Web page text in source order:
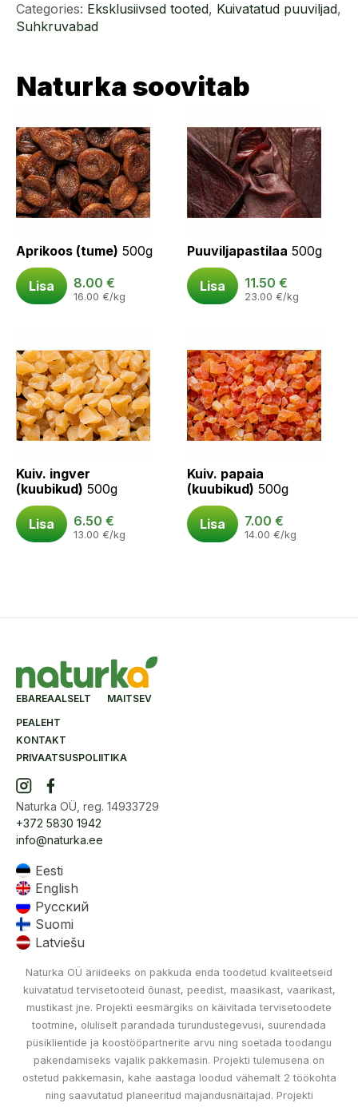
Categories: Eksklusiivsed tooted, Kuivatatud puuviljad,
Suhkruvabad
Naturka soovitab
Aprikoos (tume) 500g
Lisa 8.00 €
16.00 €/kg
Puuviljapastilaa 500g
Lisa 11.50 €
23.00 €/kg
Kuiv. ingver
(kuubikud) 500g
Lisa 6.50 €
13.00 €/kg
Kuiv. papaia
(kuubikud) 500g
Lisa 7.00 €
14.00 €/kg
EBAREAALSELT MAITSEV
PEALEHT
KONTAKT
PRIVAATSUSPOLIITIKA
Naturka OÜ, reg. 14933729
+372 5830 1942
info@naturka.ee
Eesti
English
Русский
Suomi
Latviešu
Naturka OÜ äriideeks on pakkuda enda toodetud kvaliteetseid
kuivatatud tervisetooteid õunast, peedist, maasikast, vaarikast,
mustikast jne. Projekti eesmärgiks on käivitada tervisetoodete
tootmine, oluliselt parandada turundustegevusi, suurendada
püsiklientide ja koostööpartnerite arvu ning soetada toodangu
pakendamiseks vajalik pakkemasin. Projekti tulemusena on
ostetud pakkemasin, kahe aastaga loodud vähemalt 2 töökohta
ning saavutatud planeeritud majandusnäitajad. Projekti